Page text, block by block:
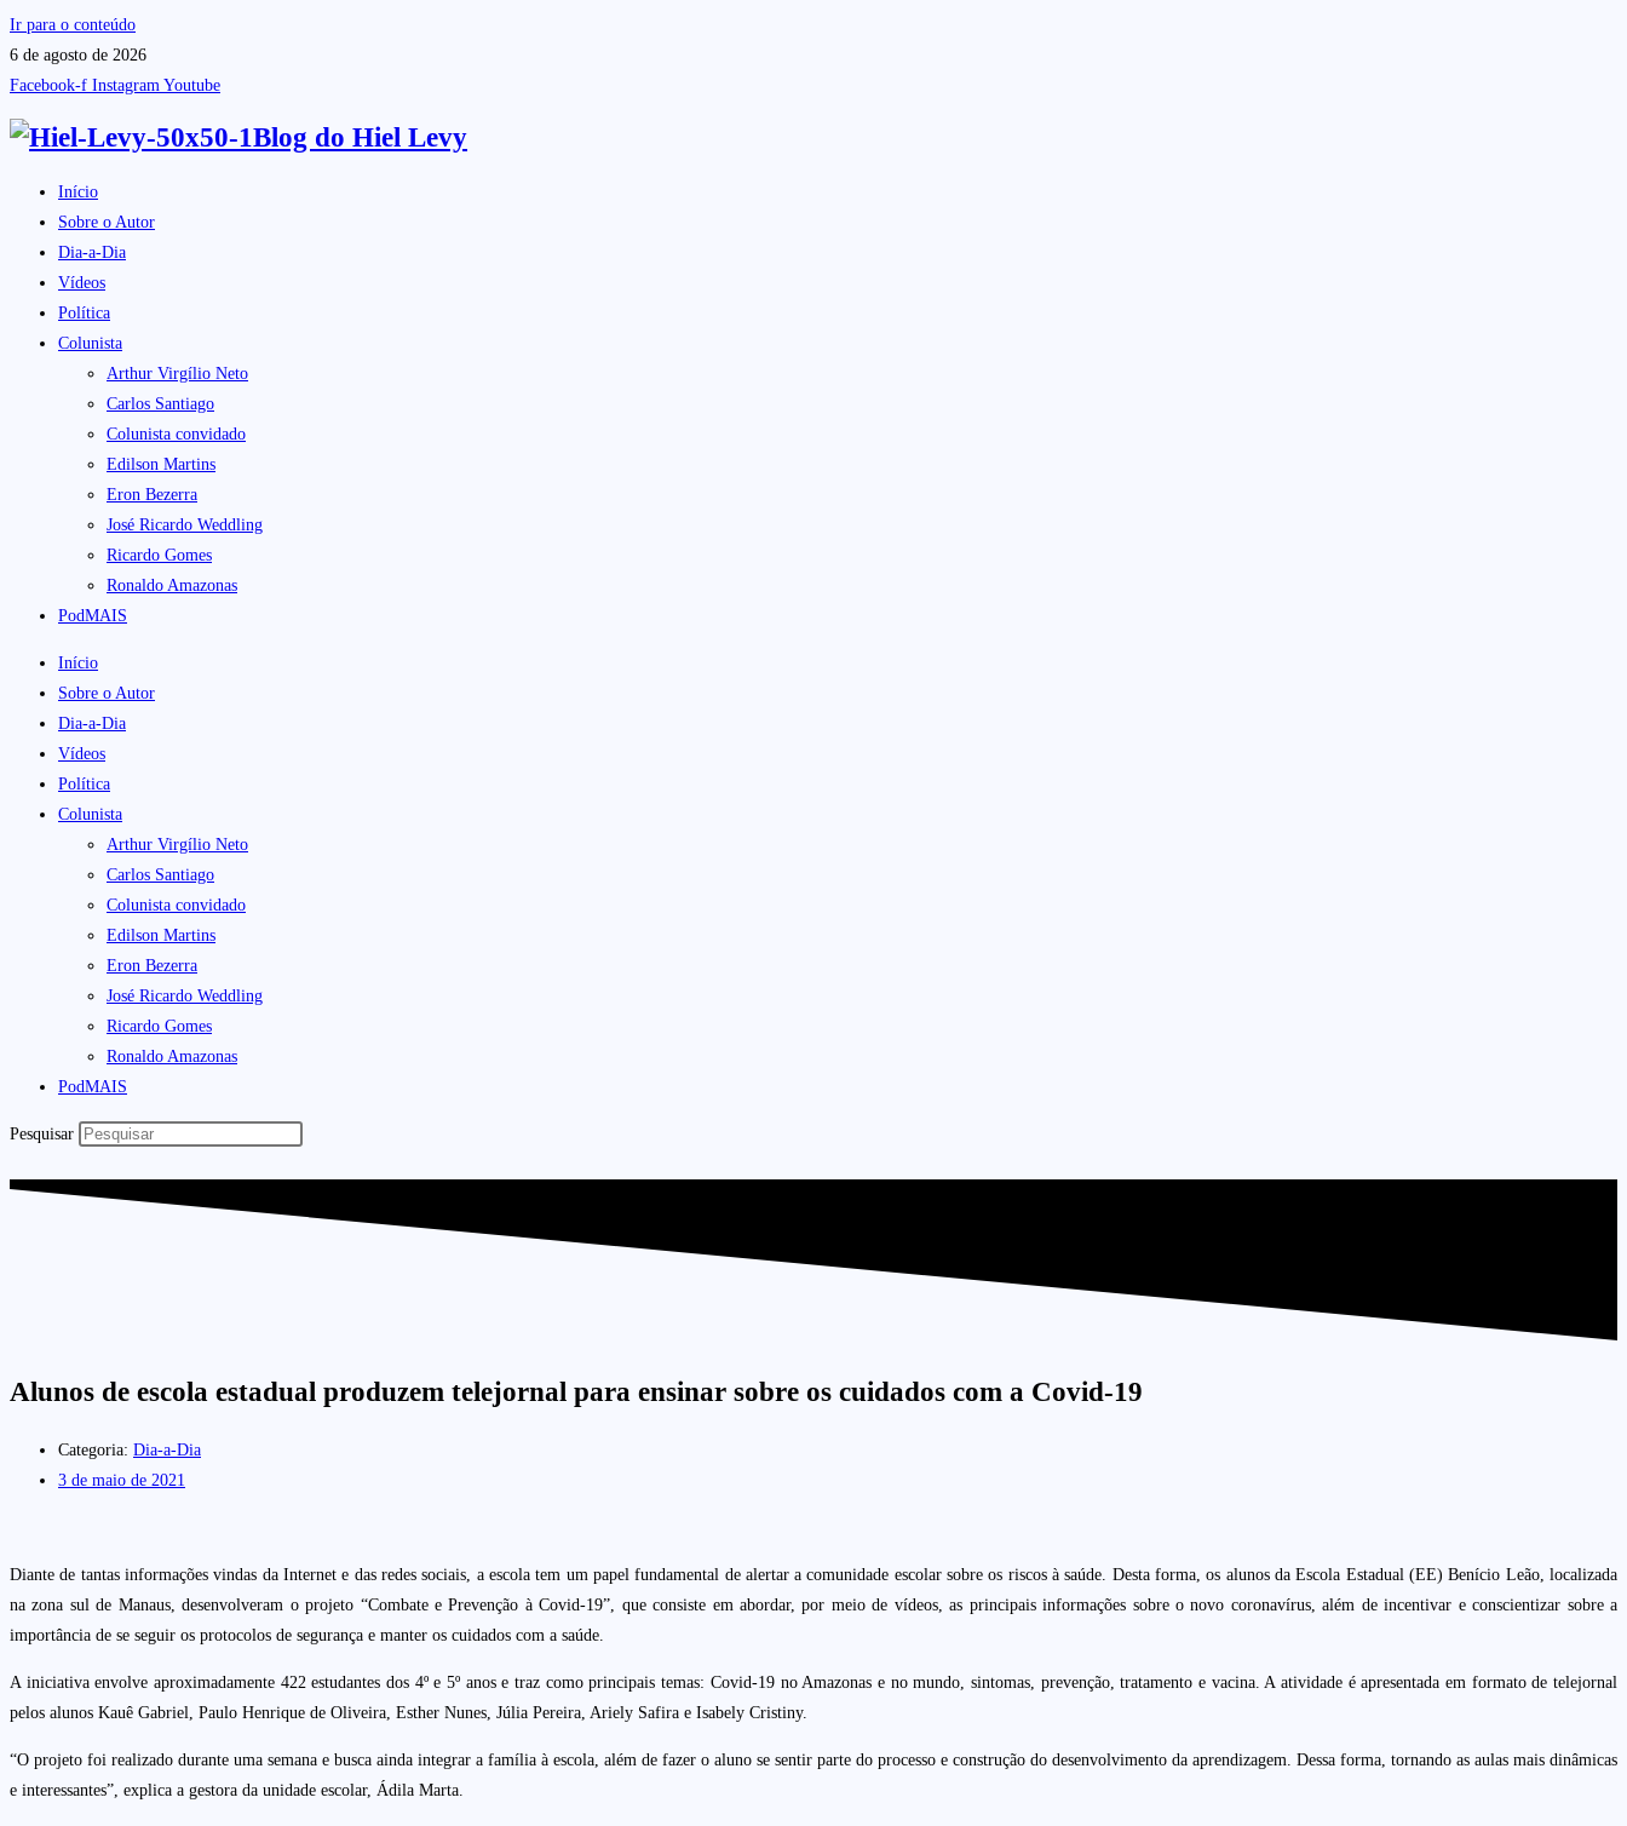
Ir para o conteúdo
6 de agosto de 2026
Facebook-f Instagram Youtube
Blog do Hiel Levy
Início
Sobre o Autor
Dia-a-Dia
Vídeos
Política
Colunista
Arthur Virgílio Neto
Carlos Santiago
Colunista convidado
Edilson Martins
Eron Bezerra
José Ricardo Weddling
Ricardo Gomes
Ronaldo Amazonas
PodMAIS
Início
Sobre o Autor
Dia-a-Dia
Vídeos
Política
Colunista
Arthur Virgílio Neto
Carlos Santiago
Colunista convidado
Edilson Martins
Eron Bezerra
José Ricardo Weddling
Ricardo Gomes
Ronaldo Amazonas
PodMAIS
Pesquisar
Alunos de escola estadual produzem telejornal para ensinar sobre os cuidados com a Covid-19
Categoria: Dia-a-Dia
3 de maio de 2021
Diante de tantas informações vindas da Internet e das redes sociais, a escola tem um papel fundamental de alertar a comunidade escolar sobre os riscos à saúde. Desta forma, os alunos da Escola Estadual (EE) Benício Leão, localizada
na zona sul de Manaus, desenvolveram o projeto “Combate e Prevenção à Covid-19”, que consiste em abordar, por meio de vídeos, as principais informações sobre o novo coronavírus, além de incentivar e conscientizar sobre a
importância de se seguir os protocolos de segurança e manter os cuidados com a saúde.
A iniciativa envolve aproximadamente 422 estudantes dos 4º e 5º anos e traz como principais temas: Covid-19 no Amazonas e no mundo, sintomas, prevenção, tratamento e vacina. A atividade é apresentada em formato de telejornal
pelos alunos Kauê Gabriel, Paulo Henrique de Oliveira, Esther Nunes, Júlia Pereira, Ariely Safira e Isabely Cristiny.
“O projeto foi realizado durante uma semana e busca ainda integrar a família à escola, além de fazer o aluno se sentir parte do processo e construção do desenvolvimento da aprendizagem. Dessa forma, tornando as aulas mais dinâmicas
e interessantes”, explica a gestora da unidade escolar, Ádila Marta.